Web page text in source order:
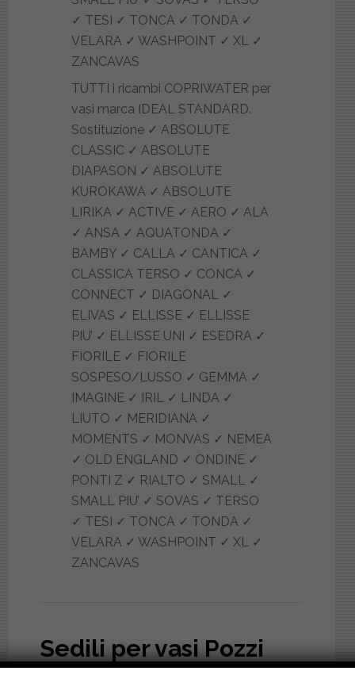
TUTTI i ricambi COPRIWATER per
vasi marca IDEAL STANDARD.
Sostituzione ✓ ABSOLUTE
CLASSIC ✓ ABSOLUTE
DIAPASON ✓ ABSOLUTE
KUROKAWA ✓ ABSOLUTE
LIRIKA ✓ ACTIVE ✓ AERO ✓ ALA
✓ ANSA ✓ AQUATONDA ✓
BAMBY ✓ CALLA ✓ CANTICA ✓
CLASSICA TERSO ✓ CONCA ✓
CONNECT ✓ DIAGONAL ✓
ELIVAS ✓ ELLISSE ✓ ELLISSE
PIU’ ✓ ELLISSE UNI ✓ ESEDRA ✓
FIORILE ✓ FIORILE
SOSPESO/LUSSO ✓ GEMMA ✓
IMAGINE ✓ IRIL ✓ LINDA ✓
LIUTO ✓ MERIDIANA ✓
MOMENTS ✓ MONVAS ✓ NEMEA
✓ OLD ENGLAND ✓ ONDINE ✓
PONTI Z ✓ RIALTO ✓ SMALL ✓
SMALL PIU’ ✓ SOVAS ✓ TERSO
✓ TESI ✓ TONCA ✓ TONDA ✓
VELARA ✓ WASHPOINT ✓ XL ✓
ZANCAVAS
Sedili per vasi Pozzi
Ginori